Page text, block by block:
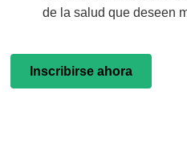
de la salud que deseen
Inscribirse ahora